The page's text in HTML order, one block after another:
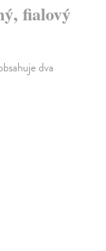
fialový
dva